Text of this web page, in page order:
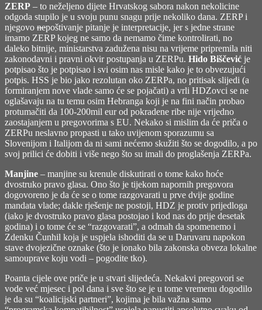
ZERP – to neželjeno dijete Hrvatskog sabora nakon nekolicine
odgoda stupilo je u svoju punu snagu prije nekoliko dana. ZERP i
njegovo nepoštivanje pitanje je interpretacije, jer s jedne strane
imamo ZERP kojeg ne samo da nemamo čime kontrolirati, no
daleko bitnije, ministarstva zadužena nisu na vrijeme pripremila niti
zakonodavni i pravni okvir postupanja u ZERPu. Hido Biščević je
potpisao što je potpisao i svi osim nas misle kako je to obvezujući
potpis. HSS je bio jako rezolutan oko ZERPa, no pritisak slijedi (a
formiranjem nove vlade samo će se pojačati) a vrli HDZovci se ne
oglašavaju na tu temu osim Hebranga koji je na fini način probao
protumačiti da 100-200mil eur od pokradene ribe nije vrijedno
zaostajanjem u pregovorima s EU. Nekako si mislim da će priča o
ZERPu neslavno propasti u tako uvijenom sporazumu sa
Slovenijom i Italijom da ni sami nećemo skužiti što se dogodilo, a po
svoj prilici će dobiti i više nego što su imali do proglašenja ZERPa.
Manjine – manjine su krenule diskutirati o tome kako hoće
dvostruko pravo glasa. Ono što je tijekom napornih pregovora
dogovoreno je da će se o tome razgovarati u prve dvije godine
mandata vlade; dakle rješenje ne postoji, HDZ je protiv prijedloga
(iako je dvostruko pravo glasa postojao i kod nas do prije desetak
godina) i o tome će se “razgovarati”, a odmah da spomenemo i
Zdenku Čunhil koja je uspjela ishoditi da se u Daruvaru napokon
stave dvojezične oznake (što je ionako bila zakonska obveza lokalne
samouprave koju vodi – pogodite tko).
Poanta cijele ove priče je u stvari slijedeća. Nekakvi pregovori se
vode već mjesec i pol dana i sve što se je u tome vremenu dogodilo
je da su “koalicijski partneri”, kojima je bila važna samo